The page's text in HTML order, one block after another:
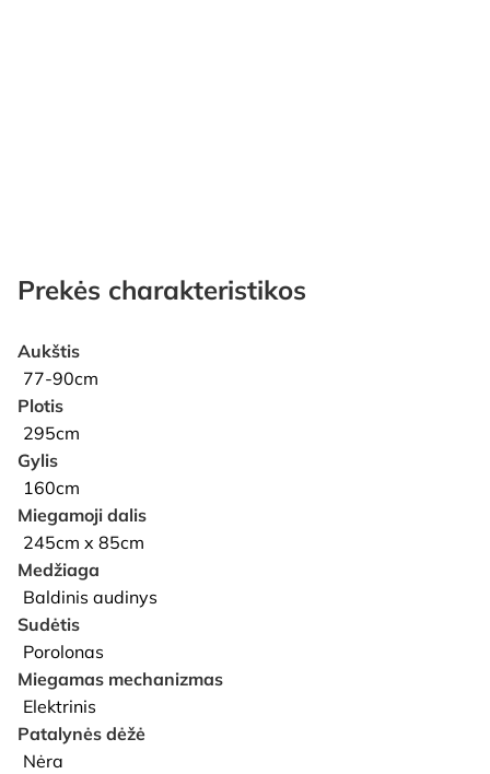
Prekės charakteristikos
Aukštis
77-90cm
Plotis
295cm
Gylis
160cm
Miegamoji dalis
245cm x 85cm
Medžiaga
Baldinis audinys
Sudėtis
Porolonas
Miegamas mechanizmas
Elektrinis
Patalynės dėžė
Nėra